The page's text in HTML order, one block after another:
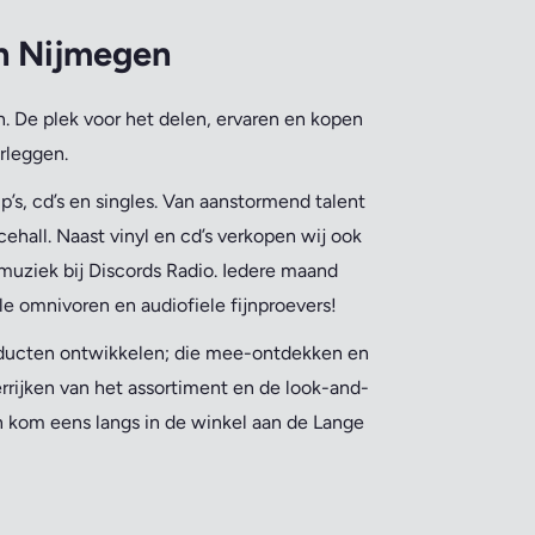
Nijmegen
De plek voor het delen, ervaren en kopen
cd’s en singles. Van aanstormend talent
Naast vinyl en cd’s verkopen wij ook
bij Discords Radio. Iedere maand
omnivoren en audiofiele fijnproevers!
ontwikkelen; die mee-ontdekken en
van het assortiment en de look-and-
eens langs in de winkel aan de Lange